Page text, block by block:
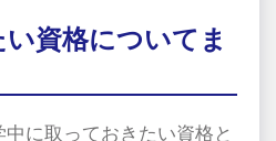
資格についてま
に取っておきたい資格と